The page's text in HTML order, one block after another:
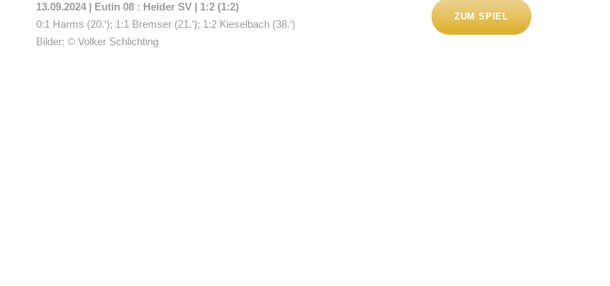
13.09.2024 | Eutin 08 : Heider SV | 1:2 (1:2)
0:1 Harms (20.‘); 1:1 Bremser (21.‘); 1:2 Kieselbach (38.‘)
Bilder: © Volker Schlichting
ZUM SPIEL